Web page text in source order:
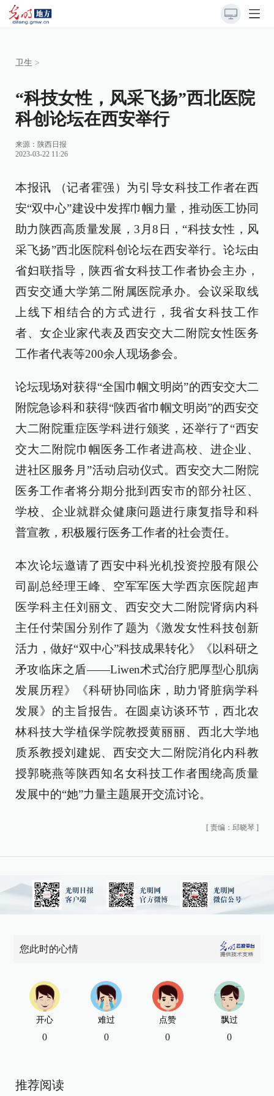
卫生 >
“科技女性，风采飞扬”西北医院
科创论坛在西安举行
来源： 陕西日报
2023-03-22 11:26
本报讯 （记者霍强）为引导女科技工作者在西
安“双中心”建设中发挥巾帼力量，推动医工协同
助力陕西高质量发展，3月8日，“科技女性，风
采飞扬”西北医院科创论坛在西安举行。论坛由
省妇联指导，陕西省女科技工作者协会主办，
西安交通大学第二附属医院承办。会议采取线
上线下相结合的方式进行，我省女科技工作
者、女企业家代表及西安交大二附院女性医务
工作者代表等200余人现场参会。
论坛现场对获得“全国巾帼文明岗”的西安交大二
附院急诊科和获得“陕西省巾帼文明岗”的西安交
大二附院重症医学科进行颁奖，还举行了“西安
交大二附院巾帼医务工作者进高校、进企业、
进社区服务月”活动启动仪式。西安交大二附院
医务工作者将分期分批到西安市的部分社区、
学校、企业就群众健康问题进行康复指导和科
普宣教，积极履行医务工作者的社会责任。
本次论坛邀请了西安中科光机投资控股有限公
司副总经理王峰、空军军医大学西京医院超声
医学科主任刘丽文、西安交大二附院肾病内科
主任付荣国分别作了题为《激发女性科技创新
活力，做好“双中心”科技成果转化》《以科研之
矛攻临床之盾——Liwen术式治疗肥厚型心肌病
发展历程》《科研协同临床，助力肾脏病学科
发展》的主旨报告。在圆桌访谈环节，西北农
林科技大学植保学院教授黄丽丽、西北大学地
质系教授刘建妮、西安交大二附院消化内科教
授郭晓燕等陕西知名女科技工作者围绕高质量
发展中的“她”力量主题展开交流讨论。
[ 责编：邱晓琴 ]
您此时的心情
开心
0
难过
0
点赞
0
飘过
0
推荐阅读